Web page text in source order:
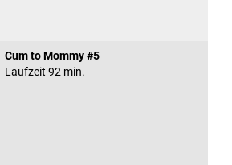
Cum to Mommy #5
Laufzeit 92 min.